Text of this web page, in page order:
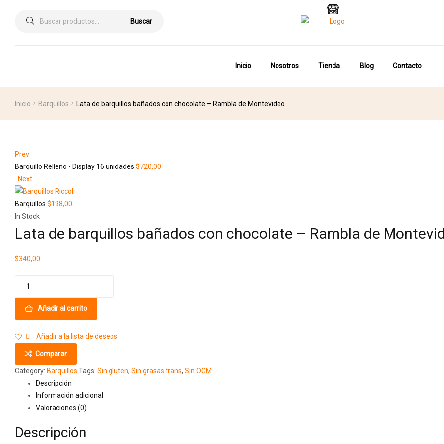
Buscar
Inicio Nosotros Tienda Blog Contacto
Inicio Barquillos Lata de barquillos bañados con chocolate – Rambla de Montevideo
Prev
Barquillo Relleno - Display 16 unidades $720,00
Next
Barquillos $198,00
In Stock
Lata de barquillos bañados con chocolate – Rambla de
$340,00
Añadir al carrito
Añadir a la lista de deseos
Comparar
Category: Barquillos Tags: Sin gluten, Sin grasas trans, Sin OGM
Descripción
Información adicional
Valoraciones (0)
Descripción